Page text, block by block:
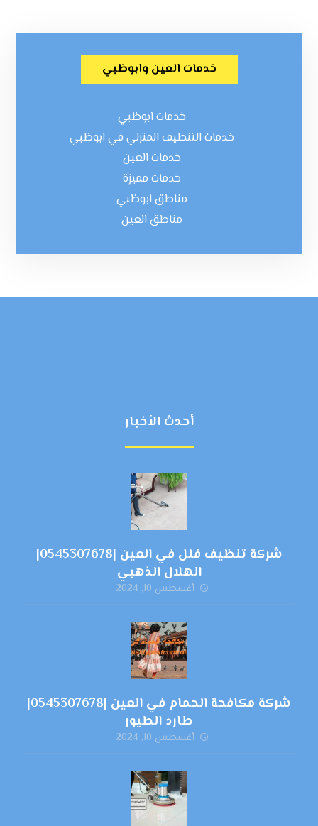
خدمات العين وابوظبي
خدمات ابوظبي
خدمات التنظيف المنزلي في ابوظبي
خدمات العين
خدمات مميزة
مناطق ابوظبي
مناطق العين
أحدث الأخبار
شركة تنظيف فلل في العين |0545307678|
الهلال الذهبي
أغسطس 10, 2024
شركة مكافحة الحمام في العين |0545307678|
طارد الطيور
أغسطس 10, 2024